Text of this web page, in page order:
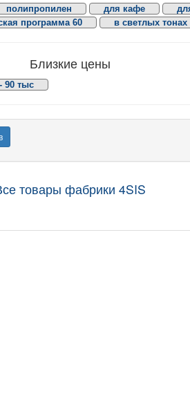
полипропилен для кафе
программа 60 в светлых тонах
Близкие цены
90 тыс
товары фабрики 4SIS